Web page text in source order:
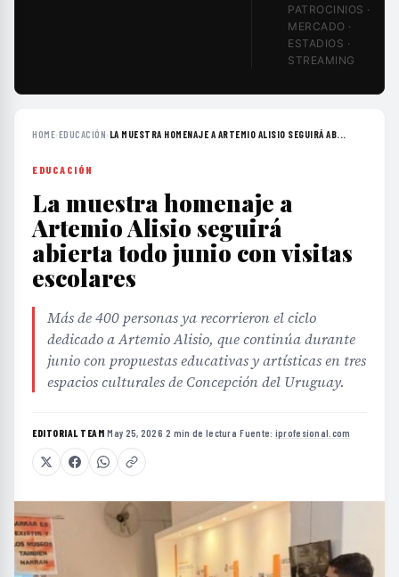
PATROCINIOS ·
MERCADO ·
ESTADIOS ·
STREAMING
HOME›EDUCACIÓN› LA MUESTRA HOMENAJE A ARTEMIO ALISIO SEGUIRÁ AB...
EDUCACIÓN
La muestra homenaje a
Artemio Alisio seguirá
abierta todo junio con visitas
escolares
Más de 400 personas ya recorrieron el ciclo
dedicado a Artemio Alisio, que continúa durante
junio con propuestas educativas y artísticas en tres
espacios culturales de Concepción del Uruguay.
EDITORIAL TEAM·May 25, 2026·2 min de lectura·Fuente: iprofesional.com